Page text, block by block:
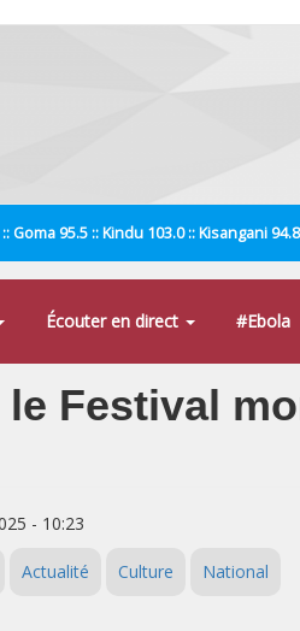
Goma 95.5 :: Kindu 103.0 :: Kisangani
Écouter en direct #Ebola
Festival
- 10:23
Actualité Culture National